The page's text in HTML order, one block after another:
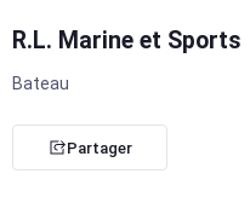
R.L. Marine et Sports
Bateau
Partager